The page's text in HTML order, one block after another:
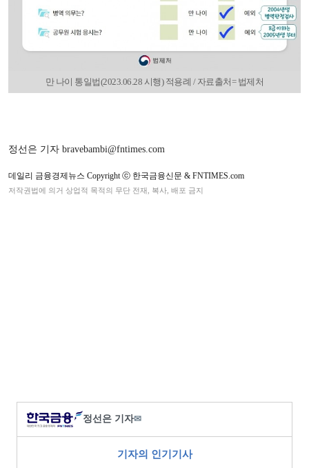
만 나이 통일법(2023.06.28 시행) 적용례 / 자료출처= 법제처
정선은 기자 bravebambi@fntimes.com
데일리 금융경제뉴스 Copyright ⓒ 한국금융신문 & FNTIMES.com
저작권법에 의거 상업적 목적의 무단 전재, 복사, 배포 금지
정선은 기자✉
기자의 인기기사